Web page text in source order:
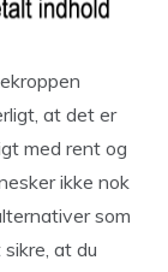
at det er
med rent og
ikke nok
som
at du